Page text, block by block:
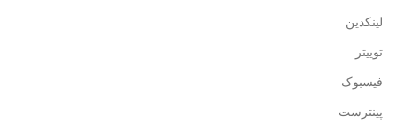
لینکدین
توییتر
فیسبوک
پینترست